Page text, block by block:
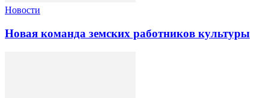
Новости
Новая команда земских работников культуры